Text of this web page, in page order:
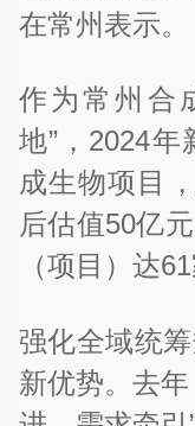
在常州表示。
作为常州合
地”，2024
成生物项目
后估值50亿
（项目）达
强化全域统
新优势。去